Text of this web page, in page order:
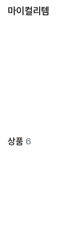
마이컬리템
상품 6